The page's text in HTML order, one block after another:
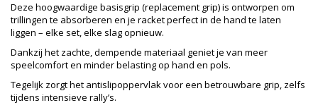
Deze hoogwaardige basisgrip (replacement grip) is ontworpen om
trillingen te absorberen en je racket perfect in de hand te laten
liggen – elke set, elke slag opnieuw.
Dankzij het zachte, dempende materiaal geniet je van meer
speelcomfort en minder belasting op hand en pols.
Tegelijk zorgt het antislipoppervlak voor een betrouwbare grip, zelfs
tijdens intensieve rally’s.